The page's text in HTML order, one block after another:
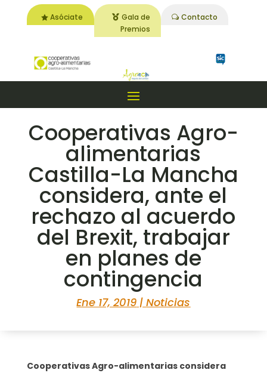
Asóciate
Gala de
Premios
Contacto
Cooperativas Agro-
alimentarias
Castilla-La Mancha
considera, ante el
rechazo al acuerdo
del Brexit, trabajar
en planes de
contingencia
Ene 17, 2019 |Noticias
Cooperativas Agro-alimentarias considera